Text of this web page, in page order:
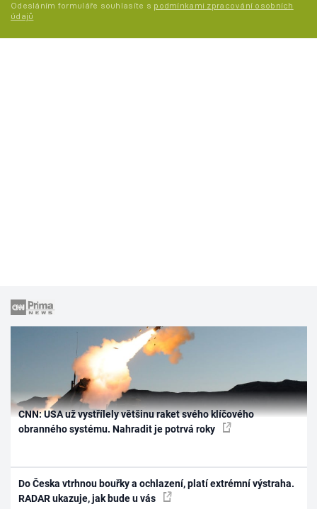
Odesláním formuláře souhlasíte s podmínkami zpracování osobních
údajů
CNN: USA už vystřílely většinu raket svého klíčového
obranného systému. Nahradit je potrvá roky
Do Česka vtrhnou bouřky a ochlazení, platí extrémní výstraha.
RADAR ukazuje, jak bude u vás